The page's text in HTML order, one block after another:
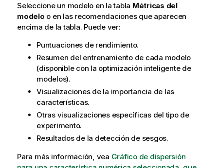
Seleccione un modelo en la tabla Métricas del
modelo o en las recomendaciones que aparecen
encima de la tabla. Puede ver:
Puntuaciones de rendimiento.
Resumen del entrenamiento de cada modelo
(disponible con la optimización inteligente de
modelos).
Visualizaciones de la importancia de las
características.
Otras visualizaciones específicas del tipo de
experimento.
Resultados de la detección de sesgos.
Para más información, vea Gráfico de dispersión